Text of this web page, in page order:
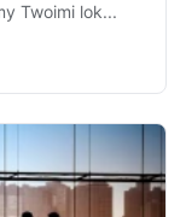
Twoimi lok...